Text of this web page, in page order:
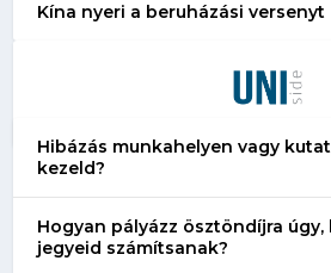
Kína nyeri a beruházási versenyt
Hibázás munkahelyen vagy
kezeld?
Hogyan pályázz ösztöndíjra úgy,
jegyeid számítsanak?